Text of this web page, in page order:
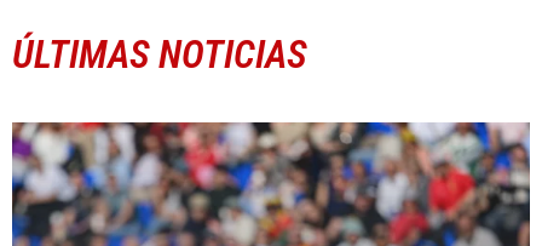
ÚLTIMAS NOTICIAS